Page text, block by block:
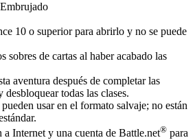
10 o superior para abrirlo y no se puede
sobres de cartas al haber acabado las
aventura después de completar las
todas las clases.
usar en el formato salvaje; no están
a Internet y una cuenta de Battle.net® para